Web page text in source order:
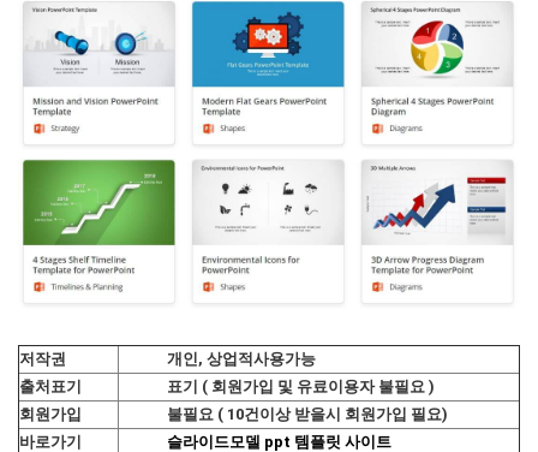
저작권
개인, 상업적사용가능
출처표기
표기 ( 회원가입 및 유료이용자 불필요 )
회원가입
불필요 ( 10건이상 받을시 회원가입 필요)
바로가기
슬라이드모델 ppt 템플릿 사이트